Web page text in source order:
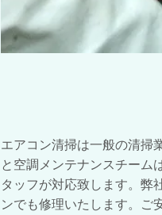
エアコン清掃は一般の清掃
と空調メンテナンスチーム
タッフが対応致します。弊
ンでも修理いたします。ご